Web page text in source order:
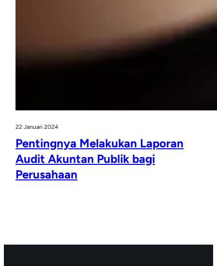
22 Januari 2024
Pentingnya Melakukan Laporan
Audit Akuntan Publik bagi
Perusahaan